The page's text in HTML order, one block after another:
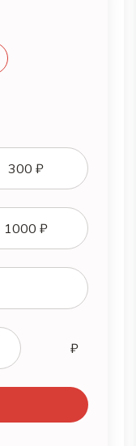
300 ₽
1000 ₽